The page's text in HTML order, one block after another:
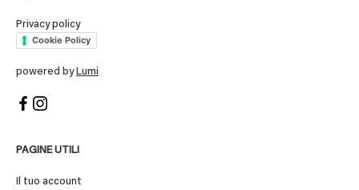
Privacy policy
Cookie Policy
powered by Lumi
PAGINE UTILI
Il tuo account